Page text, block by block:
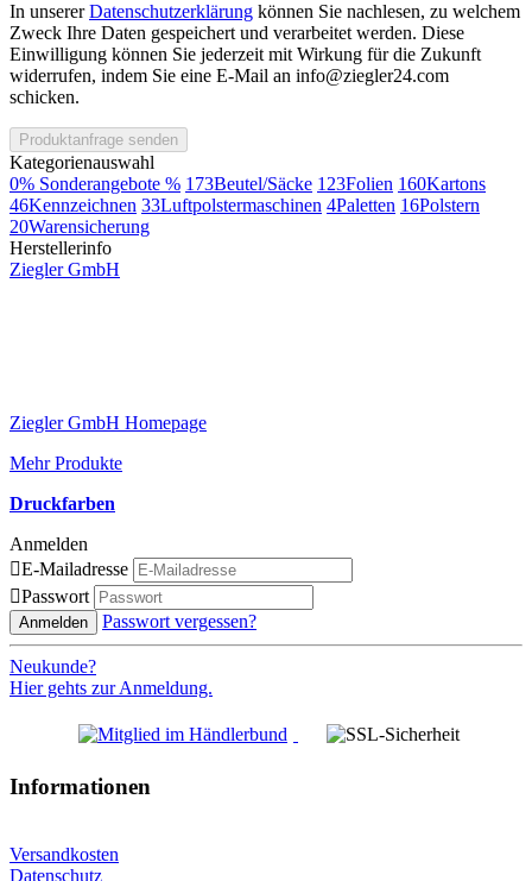
In unsererDatenschutzerklärung können Sie nachlesen, zu welchem
Zweck Ihre Daten gespeichert und verarbeitet werden. Diese
Einwilligung können Sie jederzeit mit Wirkung für die Zukunft
widerrufen, indem Sie eine E-Mail an info@ziegler24.com
schicken.
Produktanfrage senden
Kategorienauswahl
0% Sonderangebote % 173Beutel/Säcke 123Folien 160Kartons
46Kennzeichnen 33Luftpolstermaschinen 4Paletten 16Polstern
20Warensicherung
Herstellerinfo
Ziegler GmbH
Ziegler GmbH Homepage
Mehr Produkte
Druckfarben
Anmelden
E-Mailadresse
Passwort
Anmelden Passwort vergessen?
Neukunde?
Hier gehts zur Anmeldung.
Informationen
Versandkosten
Datenschutz